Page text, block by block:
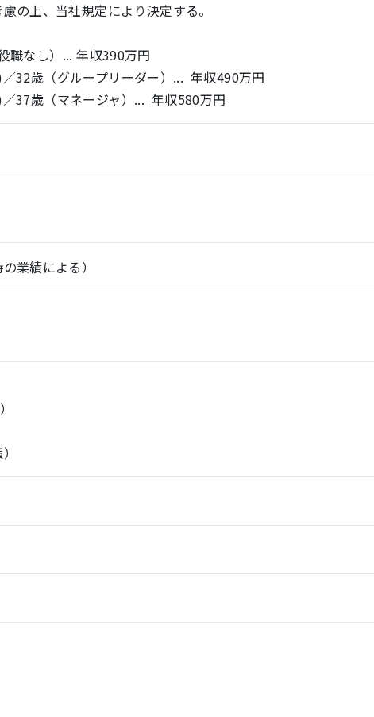
の上、当社規定により決定する。
職なし）... 年収390万円
32歳（グループリーダー）... 年収490万円
37歳（マネージャ）... 年収580万円
業績による）